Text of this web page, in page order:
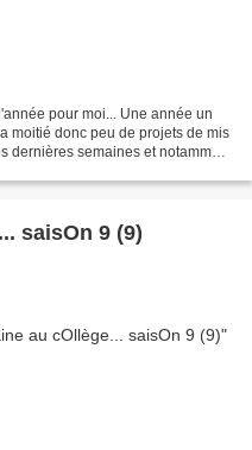
pour moi... Une année un
moitié donc peu de projets de mis
dernières semaines et notamment
saisOn 9 (9)